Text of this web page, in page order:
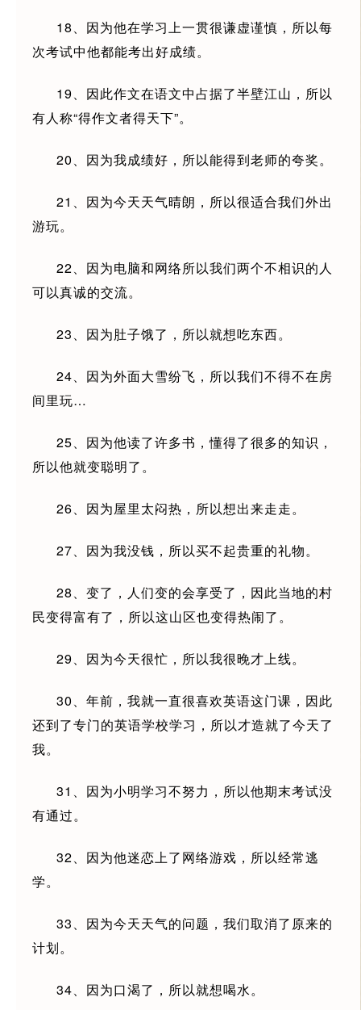
18、因为他在学习上一贯很谦虚谨慎，所以每
次考试中他都能考出好成绩。
19、因此作文在语文中占据了半壁江山，所以
有人称“得作文者得天下”。
20、因为我成绩好，所以能得到老师的夸奖。
21、因为今天天气晴朗，所以很适合我们外出
游玩。
22、因为电脑和网络所以我们两个不相识的人
可以真诚的交流。
23、因为肚子饿了，所以就想吃东西。
24、因为外面大雪纷飞，所以我们不得不在房
间里玩…
25、因为他读了许多书，懂得了很多的知识，
所以他就变聪明了。
26、因为屋里太闷热，所以想出来走走。
27、因为我没钱，所以买不起贵重的礼物。
28、变了，人们变的会享受了，因此当地的村
民变得富有了，所以这山区也变得热闹了。
29、因为今天很忙，所以我很晚才上线。
30、年前，我就一直很喜欢英语这门课，因此
还到了专门的英语学校学习，所以才造就了今天了
我。
31、因为小明学习不努力，所以他期末考试没
有通过。
32、因为他迷恋上了网络游戏，所以经常逃
学。
33、因为今天天气的问题，我们取消了原来的
计划。
34、因为口渴了，所以就想喝水。